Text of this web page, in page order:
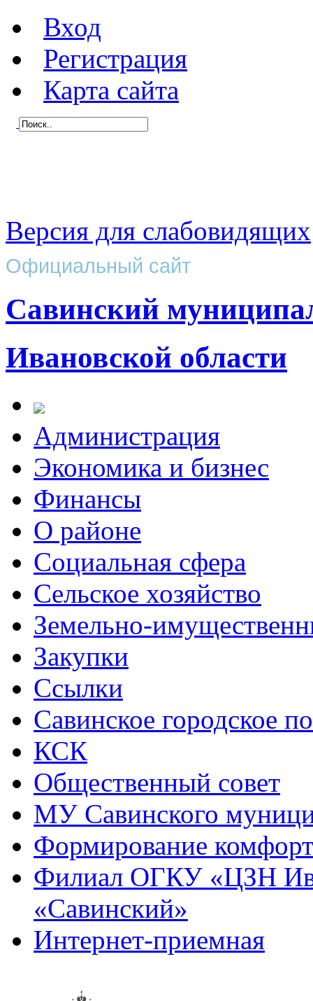
Вход
Регистрация
Карта сайта
Версия для слабовидящих
Официальный сайт
Савинский
Ивановской области
Администрация
Экономика и бизнес
Финансы
О районе
Социальная сфера
Сельское хозяйство
Земельно-
Закупки
Ссылки
Савинское городское
КСК
Общественный совет
МУ Савинского
Формирование
Филиал ОГКУ «ЦЗН
«Савинский»
Интернет-приемная